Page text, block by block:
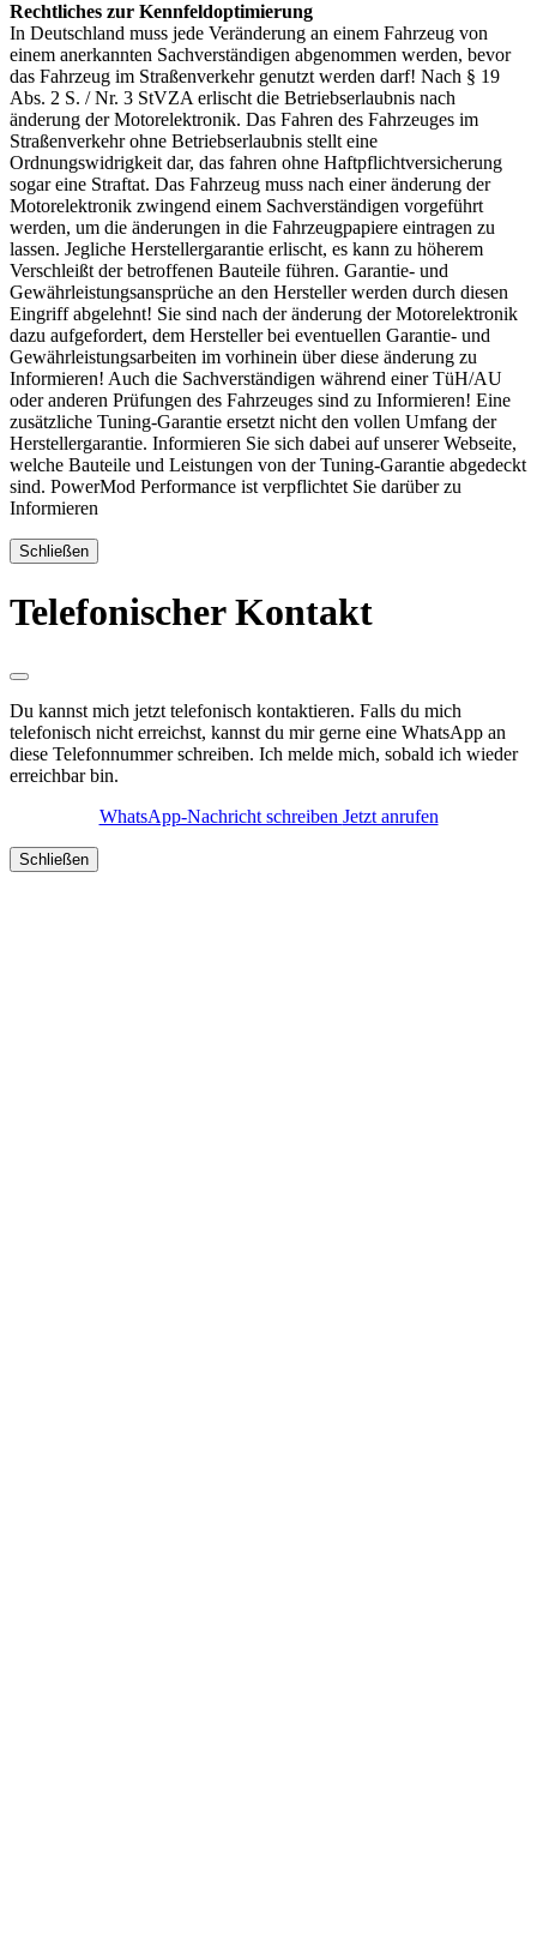
Rechtliches zur Kennfeldoptimierung
In Deutschland muss jede Veränderung an einem Fahrzeug von
einem anerkannten Sachverständigen abgenommen werden, bevor
das Fahrzeug im Straßenverkehr genutzt werden darf! Nach § 19
Abs. 2 S. / Nr. 3 StVZA erlischt die Betriebserlaubnis nach
änderung der Motorelektronik. Das Fahren des Fahrzeuges im
Straßenverkehr ohne Betriebserlaubnis stellt eine
Ordnungswidrigkeit dar, das fahren ohne Haftpflichtversicherung
sogar eine Straftat. Das Fahrzeug muss nach einer änderung der
Motorelektronik zwingend einem Sachverständigen vorgeführt
werden, um die änderungen in die Fahrzeugpapiere eintragen zu
lassen. Jegliche Herstellergarantie erlischt, es kann zu höherem
Verschleißt der betroffenen Bauteile führen. Garantie- und
Gewährleistungsansprüche an den Hersteller werden durch diesen
Eingriff abgelehnt! Sie sind nach der änderung der Motorelektronik
dazu aufgefordert, dem Hersteller bei eventuellen Garantie- und
Gewährleistungsarbeiten im vorhinein über diese änderung zu
Informieren! Auch die Sachverständigen während einer TüH/AU
oder anderen Prüfungen des Fahrzeuges sind zu Informieren! Eine
zusätzliche Tuning-Garantie ersetzt nicht den vollen Umfang der
Herstellergarantie. Informieren Sie sich dabei auf unserer Webseite,
welche Bauteile und Leistungen von der Tuning-Garantie abgedeckt
sind. PowerMod Performance ist verpflichtet Sie darüber zu
Informieren
Schließen
Telefonischer Kontakt
Du kannst mich jetzt telefonisch kontaktieren. Falls du mich
telefonisch nicht erreichst, kannst du mir gerne eine WhatsApp an
diese Telefonnummer schreiben. Ich melde mich, sobald ich wieder
erreichbar bin.
WhatsApp-Nachricht schreiben Jetzt anrufen
Schließen